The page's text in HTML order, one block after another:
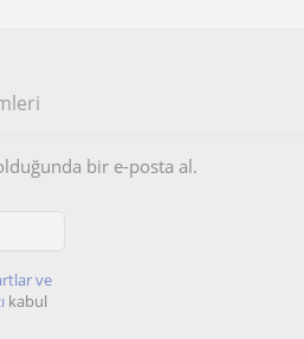
bir e-posta al.
ve
kabul